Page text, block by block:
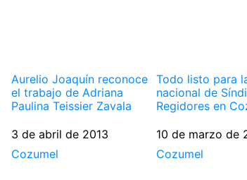
Aurelio Joaquín reconoce
el trabajo de Adriana
Paulina Teissier Zavala
Fecha
3 de abril de 2013
Respecto a
Cozumel
Todo listo para
nacional de
Regidores en
Fecha
10 de marzo de
Respecto a
Cozumel